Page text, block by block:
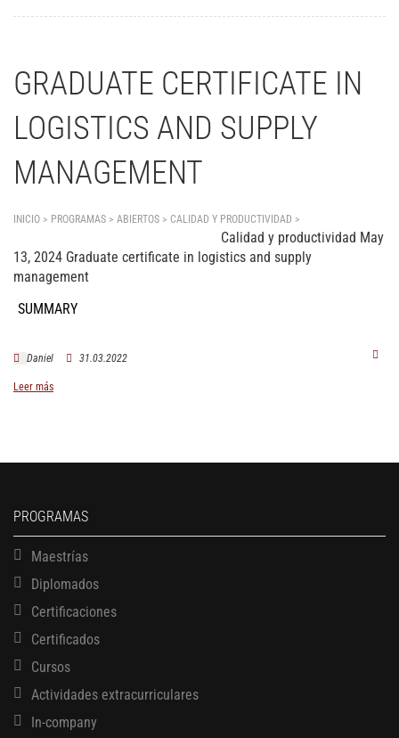
GRADUATE CERTIFICATE IN
LOGISTICS AND SUPPLY
MANAGEMENT
INICIO > PROGRAMAS > ABIERTOS > CALIDAD Y PRODUCTIVIDAD >
Calidad y productividad May
13, 2024 Graduate certificate in logistics and supply
management
SUMMARY
Daniel 31.03.2022
Leer más
PROGRAMAS
Maestrías
Diplomados
Certificaciones
Certificados
Cursos
Actividades extracurriculares
In-company